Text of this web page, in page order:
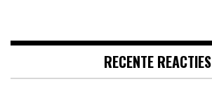
RECENTE REACTIES